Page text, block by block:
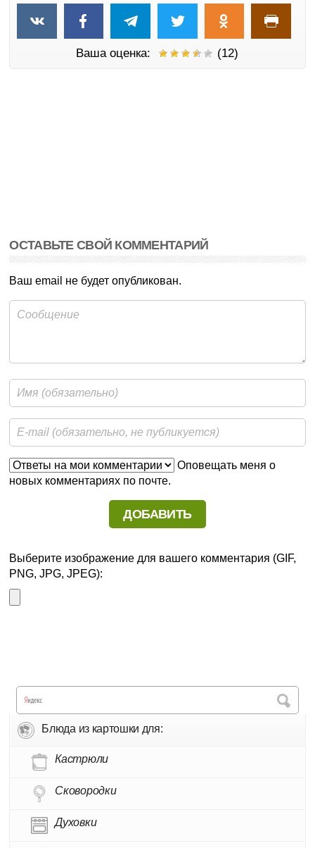
Ваша оценка: (12)
ОСТАВЬТЕ СВОЙ КОММЕНТАРИЙ
Ваш email не будет опубликован.
Оповещать меня о
новых комментариях по почте.
Выберите изображение для вашего комментария (GIF,
PNG, JPG, JPEG):
Блюда из картошки для:
Кастрюли
Сковородки
Духовки